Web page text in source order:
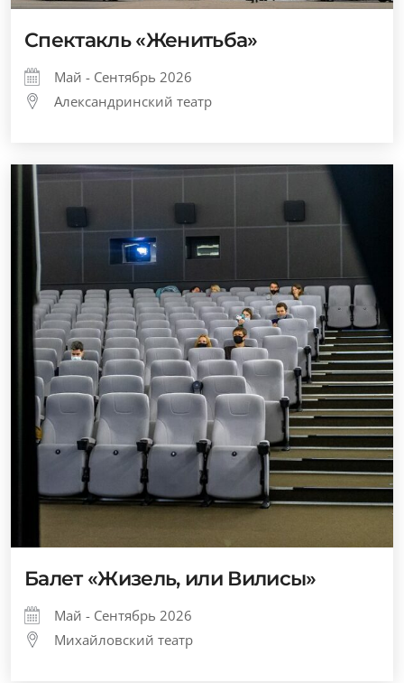
Спектакль «Женитьба»
Май - Сентябрь 2026
Александринский театр
Балет «Жизель, или Вилисы»
Май - Сентябрь 2026
Михайловский театр